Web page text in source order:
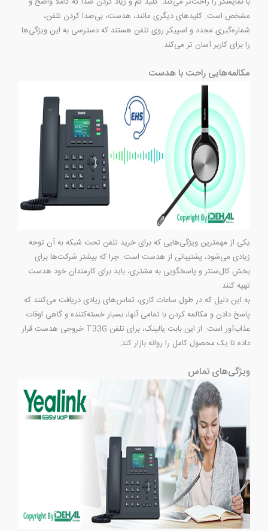
مشخص است. کلیدهای دیگری مانند، هدست، بی‌صدا کردن تلفن،
شماره‌گیری مجدد و اسپیکر روی تلفن هستند که دسترسی به این ویژگی‌ها
را برای کاربر آسان تر می‌کند.
مکالمه‌هایی راحت با هدست
یکی از مهمترین ویژگی‌هایی که برای خرید تلفن تحت شبکه به آن توجه
زیادی می‌شود، پشتیبانی از هدست است. چرا که بیشتر شرکت‌ها برای
بخش کال‌سنتر و پاسخگویی به مشتری، باید برای کارمندان خود هدست
تهیه کنند.
به این دلیل که در طول ساعات کاری، تماس‌های زیادی دریافت می‌کنند که
پاسخ دادن و مکالمه کردن با تمامی آنها، بسیار خسته‌کننده و گاهی اوقات
عذاب‌آور است. از این بابت یالینک، برای تلفن T33G خروجی هدست قرار
داده تا یک محصول کامل را روانه بازار کند.
ویژگی‌های تماس